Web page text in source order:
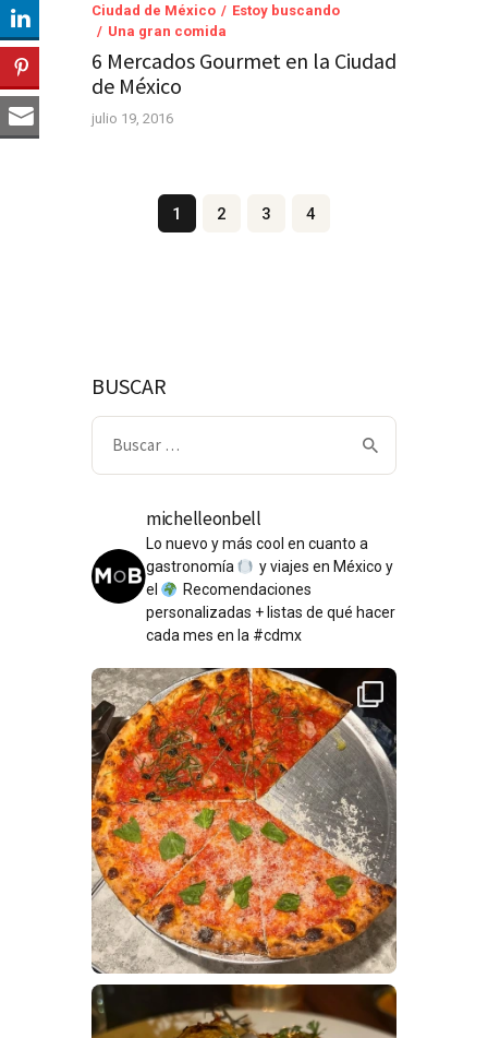
Ciudad de México
Estoy buscando
Una gran comida
6 Mercados Gourmet en la Ciudad
de México
julio 19, 2016
Navegación
Page
1 Page
2 Page
3 Page
4
BUSCAR
Buscar:
michelleonbell
Lo nuevo y más cool en cuanto a
gastronomía
y viajes en México y
el
Recomendaciones
personalizadas + listas de qué hacer
cada mes en la #cdmx